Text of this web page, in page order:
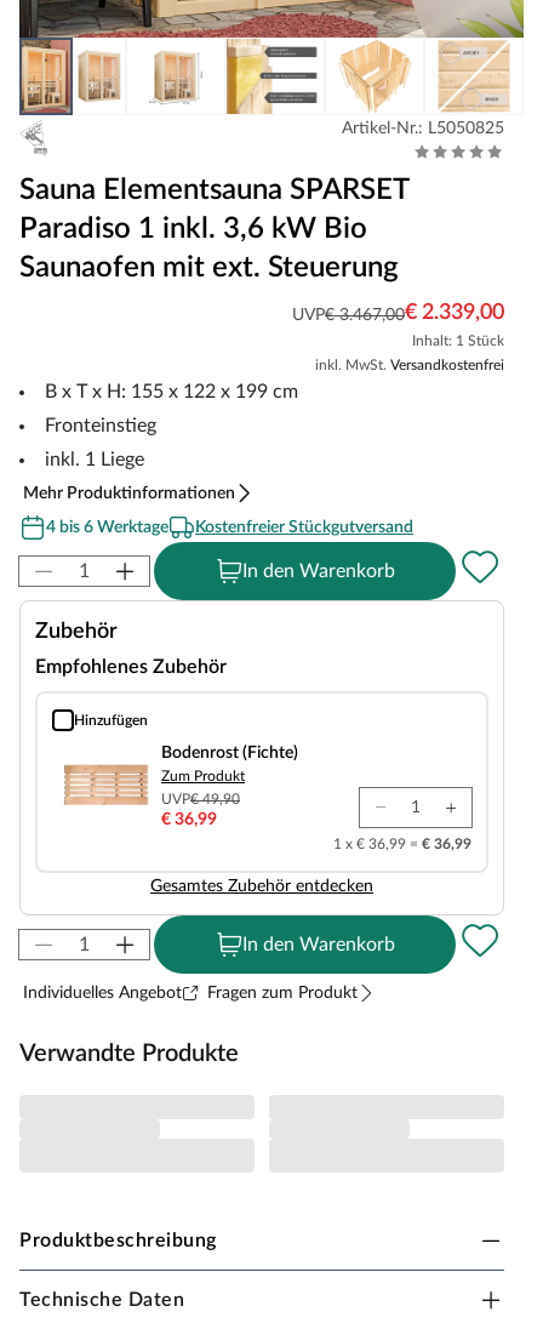
Artikel-Nr.: L5050825
Sauna Elementsauna SPARSET
Paradiso 1 inkl. 3,6 kW Bio
Saunaofen mit ext. Steuerung
UVP€ 3.467,00€ 2.339,00
Inhalt: 1 Stück
inkl. MwSt. Versandkostenfrei
B x T x H: 155 x 122 x 199 cm
Fronteinstieg
inkl. 1 Liege
Mehr Produktinformationen
4 bis 6 Werktage
Kostenfreier Stückgutversand
In den Warenkorb
Zubehör
Empfohlenes Zubehör
Hinzufügen
Bodenrost (Fichte)
Bodenrost (Fichte)
Zum Produkt
UVP€ 49,90
€ 36,99
1 x € 36,99 = € 36,99
Gesamtes Zubehör entdecken
In den Warenkorb
Individuelles Angebot Fragen zum Produkt
Verwandte Produkte
Produktbeschreibung
Karibu Innensauna in Elementbauweise Paradiso 1
Technische Daten